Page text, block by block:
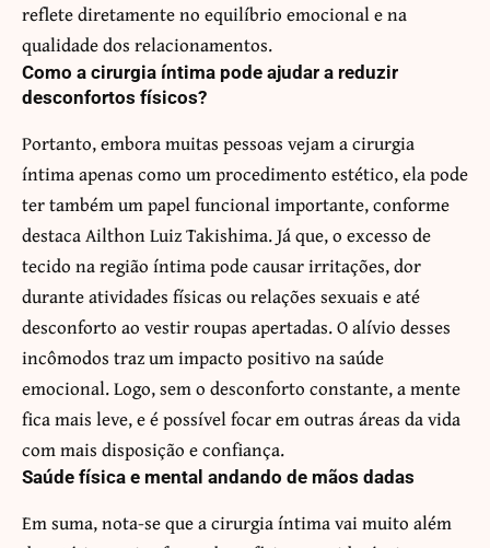
reflete diretamente no equilíbrio emocional e na
qualidade dos relacionamentos.
Como a cirurgia íntima pode ajudar a reduzir
desconfortos físicos?
Portanto, embora muitas pessoas vejam a cirurgia
íntima apenas como um procedimento estético, ela pode
ter também um papel funcional importante, conforme
destaca Ailthon Luiz Takishima. Já que, o excesso de
tecido na região íntima pode causar irritações, dor
durante atividades físicas ou relações sexuais e até
desconforto ao vestir roupas apertadas. O alívio desses
incômodos traz um impacto positivo na saúde
emocional. Logo, sem o desconforto constante, a mente
fica mais leve, e é possível focar em outras áreas da vida
com mais disposição e confiança.
Saúde física e mental andando de mãos dadas
Em suma, nota-se que a cirurgia íntima vai muito além